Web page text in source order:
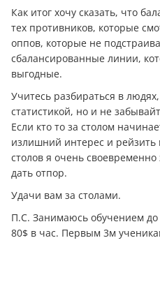
Как итог хочу сказать, что
тех противников, которые
оппов, которые не
сбалансированные линии,
выгодные.
Учитесь разбираться в
статистикой, но и не
Если кто то за столом
излишний интерес и
столов я очень
дать отпор.
Удачи вам за столами.
П.С. Занимаюсь обучением
80$ в час. Первым 3м